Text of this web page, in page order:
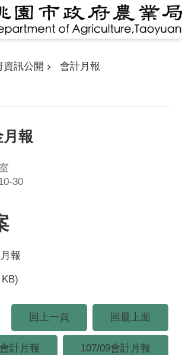
資訊公開 會計月報
報
30
報
回上一頁 回最上面
計月報 107/09會計月報